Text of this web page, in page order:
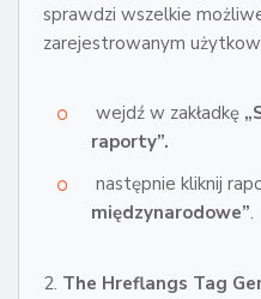
sprawdzi wszelkie
zarejestrowanym
wejdź w zakładkę
raporty”.
następnie kliknij
międzynarodowe”.
2. The Hreflangs Tag